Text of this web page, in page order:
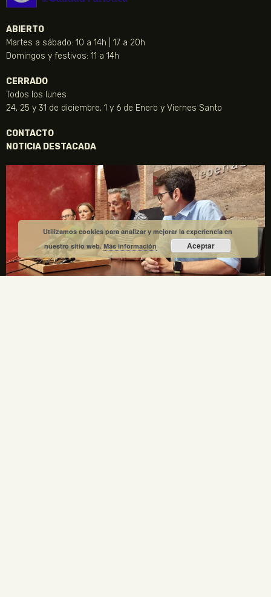
ABIERTO
Martes a sábado: 10 a 14h | 17 a 20h
Domingos y festivos: 11 a 14h
CERRADO
Todos los lunes
24, 25 y 31 de diciembre, 1 y 6 de Enero y Viernes Santo
CONTACTO
NOTICIA DESTACADA
Utilizamos cookies para analizar y mejorar la experiencia en
nuestro sitio web.Más información Aceptar